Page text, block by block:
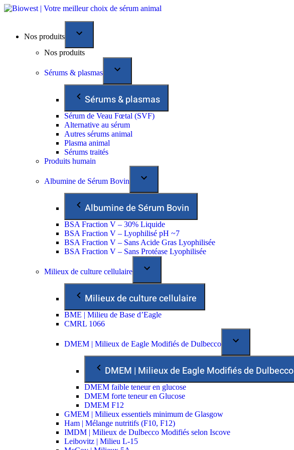
Nos produits
Nos produits
Sérums & plasmas
Sérums & plasmas
Sérum de Veau Fœtal (SVF)
Alternative au sérum
Autres sérums animal
Plasma animal
Sérums traités
Produits humain
Albumine de Sérum Bovin
Albumine de Sérum Bovin
BSA Fraction V – 30% Liquide
BSA Fraction V – Lyophilisé pH ~7
BSA Fraction V – Sans Acide Gras Lyophilisée
BSA Fraction V – Sans Protéase Lyophilisée
Milieux de culture cellulaire
Milieux de culture cellulaire
BME | Milieu de Base d’Eagle
CMRL 1066
DMEM | Milieux de Eagle Modifiés de Dulbecco
DMEM | Milieux de Eagle Modifiés de Dulbecco
DMEM faible teneur en glucose
DMEM forte teneur en Glucose
DMEM F12
GMEM | Milieux essentiels minimum de Glasgow
Ham | Mélange nutritifs (F10, F12)
IMDM | Milieux de Dulbecco Modifiés selon Iscove
Leibovitz | Milieu L-15